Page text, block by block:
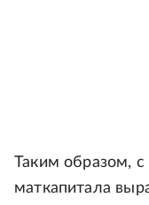
Таким образом,
маткапитала